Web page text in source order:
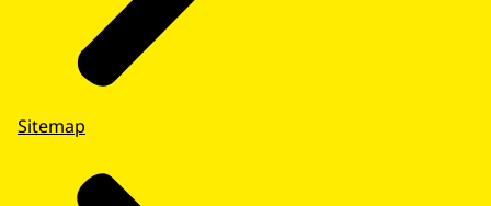
Sitemap